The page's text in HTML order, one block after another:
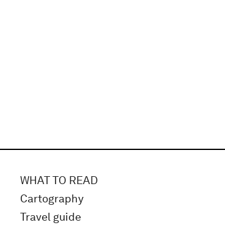
WHAT TO READ
Cartography
Travel guide